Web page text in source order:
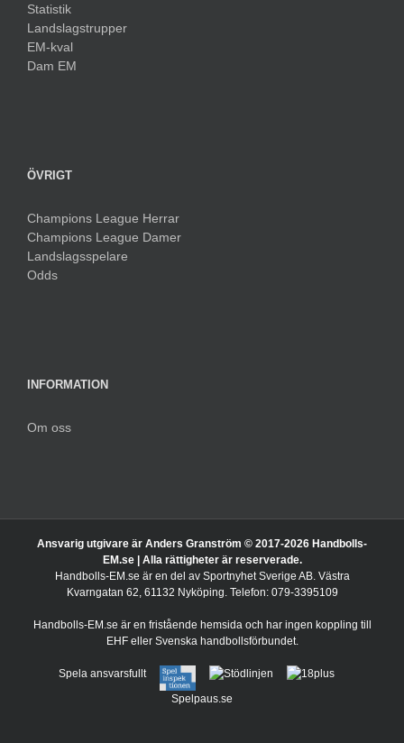
Statistik
Landslagstrupper
EM-kval
Dam EM
ÖVRIGT
Champions League Herrar
Champions League Damer
Landslagsspelare
Odds
INFORMATION
Om oss
Ansvarig utgivare är Anders Granström © 2017-2026 Handbolls-
EM.se | Alla rättigheter är reserverade.
Handbolls-EM.se är en del av Sportnyhet Sverige AB. Västra
Kvarngatan 62, 61132 Nyköping. Telefon: 079-3395109
Handbolls-EM.se är en fristående hemsida och har ingen koppling till
EHF eller Svenska handbollsförbundet.
Spela ansvarsfullt
Spelpaus.se